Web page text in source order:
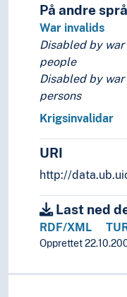
Junkere
Kapitalister
Kjendiser
Klienter
Koblersker
Kolonister
Konkubiner
Kreditorer
Kriminelle
Ledere
På andre
War invalids
Disabled by war
people
Disabled by war
persons
Krigsinvalidar
URI
http://
Last ned
RDF/XML
Opprettet